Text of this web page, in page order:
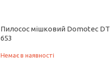
Пилосос мішковий Domotec DT
653
Немає в наявності